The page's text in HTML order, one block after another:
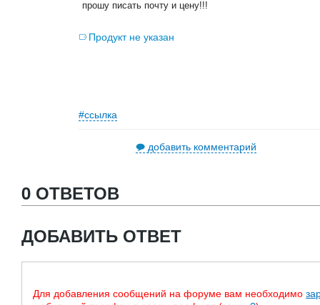
прошу писать почту и цену!!!
Продукт не указан
#ссылка
добавить комментарий
0 ОТВЕТОВ
ДОБАВИТЬ ОТВЕТ
Для добавления сообщений на форуме вам необходимо